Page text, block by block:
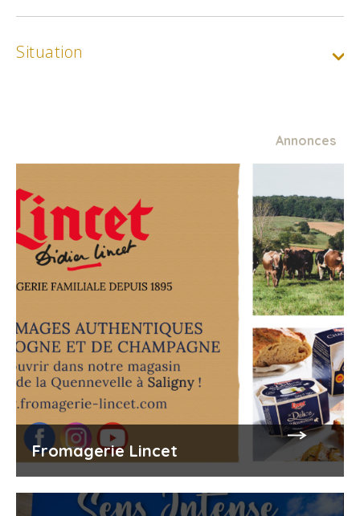
Situation
Annonces
Fromagerie Lincet